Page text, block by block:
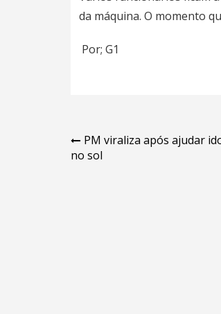
da máquina. O momento
Por; G1
Navegação
de
PM viraliza após ajudar
no sol